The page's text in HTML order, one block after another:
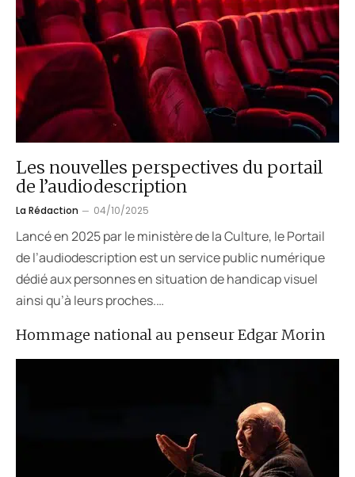
Hommage national au penseur Edgar Morin
Les nouvelles perspectives du portail
de l’audiodescription
La Rédaction 04/10/2025
Lancé en 2025 par le ministère de la Culture, le Portail
de l’audiodescription est un service public numérique
dédié aux personnes en situation de handicap visuel
ainsi qu’à leurs proches.…